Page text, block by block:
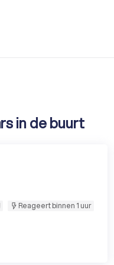
in de buurt
Reageert binnen 1 uur